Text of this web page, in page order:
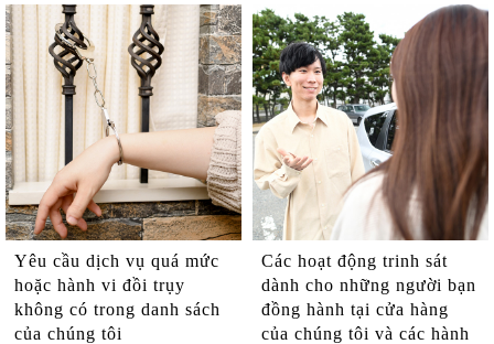
Yêu cầu dịch vụ quá mức
hoặc hành vi đồi trụy
không có trong danh sách
của chúng tôi
Các hoạt động trinh sát
dành cho những người bạn
đồng hành tại cửa hàng
của chúng tôi và các hành